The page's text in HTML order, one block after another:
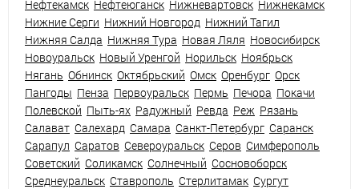
Нефтекамск Нефтеюганск Нижневартовск Нижнекамск
Нижние Серги Нижний Новгород Нижний Тагил
Нижняя Салда Нижняя Тура Новая Ляля Новосибирск
Новоуральск Новый Уренгой Норильск Ноябрьск
Нягань Обнинск Октябрьский Омск Оренбург Орск
Пангоды Пенза Первоуральск Пермь Печора Покачи
Полевской Пыть-ях Радужный Ревда Реж Рязань
Салават Салехард Самара Санкт-Петербург Саранск
Сарапул Саратов Североуральск Серов Симферополь
Советский Соликамск Солнечный Сосновоборск
Среднеуральск Ставрополь Стерлитамак Сургут